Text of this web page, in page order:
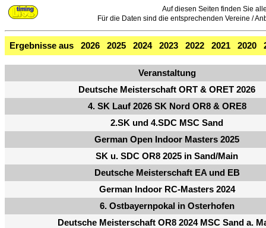
Auf diesen Seiten finden Sie
Für die Daten sind die entsprechenden Vereine /
Ergebnisse aus 2026 2025 2024 2023 2022 2021 2020
Veranstaltung
Deutsche Meisterschaft ORT & ORET 2026
4. SK Lauf 2026 SK Nord OR8 & ORE8
2.SK und 4.SDC MSC Sand
German Open Indoor Masters 2025
SK u. SDC OR8 2025 in Sand/Main
Deutsche Meisterschaft EA und EB
German Indoor RC-Masters 2024
6. Ostbayernpokal in Osterhofen
Deutsche Meisterschaft OR8 2024 MSC Sand a.